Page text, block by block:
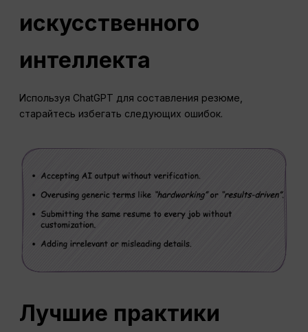
искусственного
интеллекта
Используя ChatGPT для составления резюме,
старайтесь избегать следующих ошибок.
Лучшие практики